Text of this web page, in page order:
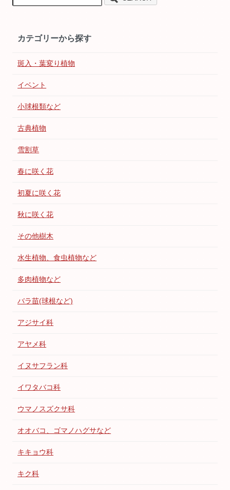
カテゴリーから探す
斑入・葉変り植物
イベント
小球根類など
古典植物
雪割草
春に咲く花
初夏に咲く花
秋に咲く花
その他樹木
水生植物、食虫植物など
多肉植物など
バラ苗(球根など)
アジサイ科
アヤメ科
イヌサフラン科
イワタバコ科
ウマノスズクサ科
オオバコ、ゴマノハグサなど
キキョウ科
キク科